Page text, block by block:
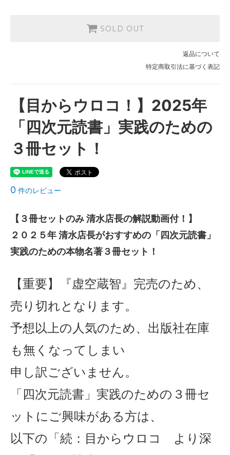
SOLD OUT
返品について
特定商取引法に基づく表記
【目からウロコ！】2025年
「四次元読書」実践のための
３冊セット！
0 件のレビュー
【３冊セットのみ 清水店長の解説動画付！】
２０２５年 清水店長がおすすめの「四次元読書」
実践のための本物名著３冊セット！
【重要】『虚空蔵智』完売のため、
売り切れとなります。
予想以上の人気のため、出版社在庫
も無くなってしまい
申し訳ございません。
「四次元読書」実践のための３冊セ
ットにご興味がある方は、
以下の「続：目からウロコ より深